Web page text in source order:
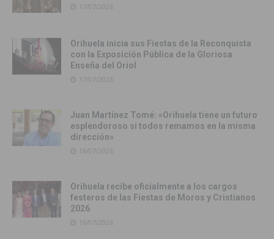
17/07/2026
Orihuela inicia sus Fiestas de la Reconquista
con la Exposición Pública de la Gloriosa
Enseña del Oriol
17/07/2026
Juan Martínez Tomé: «Orihuela tiene un futuro
esplendoroso si todos remamos en la misma
dirección»
16/07/2026
Orihuela recibe oficialmente a los cargos
festeros de las Fiestas de Moros y Cristianos
2026
16/07/2026